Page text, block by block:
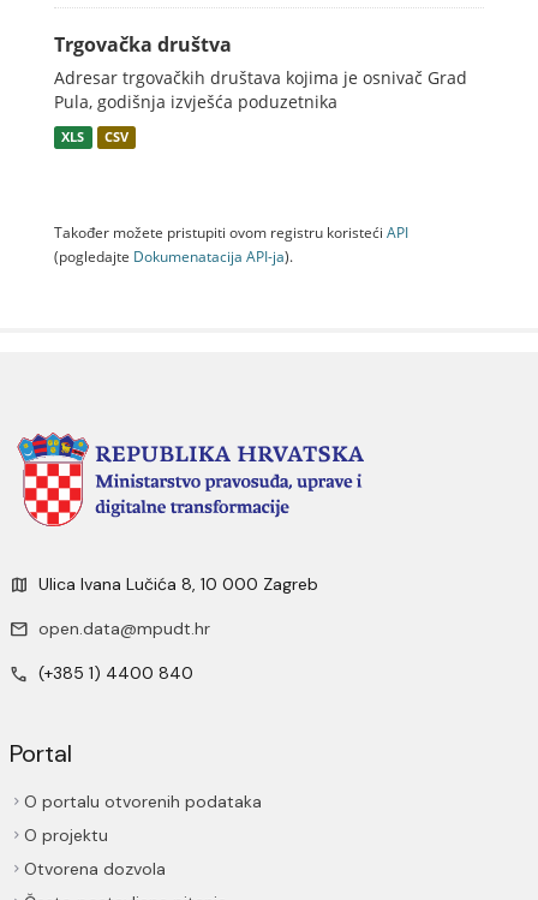
Trgovačka društva
Adresar trgovačkih društava kojima je osnivač Grad
Pula, godišnja izvješća poduzetnika
XLS CSV
Također možete pristupiti ovom registru koristeći API
(pogledajte Dokumenаtаcijа API-jа).